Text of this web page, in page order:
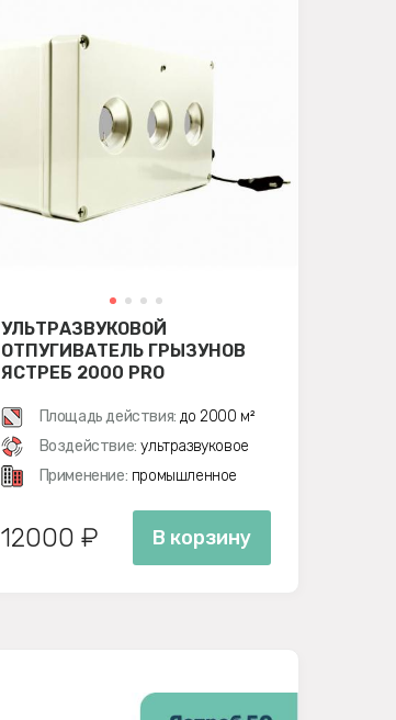
УЛЬТРАЗВУКОВОЙ
ОТПУГИВАТЕЛЬ ГРЫЗУНОВ
ЯСТРЕБ 2000 PRO
Площадь действия: до 2000 м²
Воздействие: ультразвуковое
Применение: промышленное
12000 ₽ В корзину